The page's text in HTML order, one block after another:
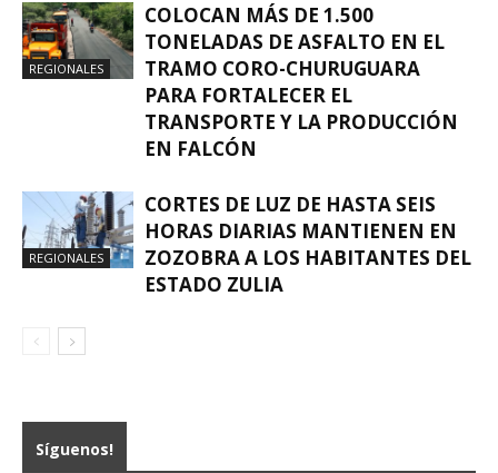
REGIONALES
COLOCAN MÁS DE 1.500
TONELADAS DE ASFALTO EN EL
TRAMO CORO-CHURUGUARA
PARA FORTALECER EL
TRANSPORTE Y LA PRODUCCIÓN
EN FALCÓN
REGIONALES
CORTES DE LUZ DE HASTA SEIS
HORAS DIARIAS MANTIENEN EN
ZOZOBRA A LOS HABITANTES DEL
ESTADO ZULIA
Síguenos!